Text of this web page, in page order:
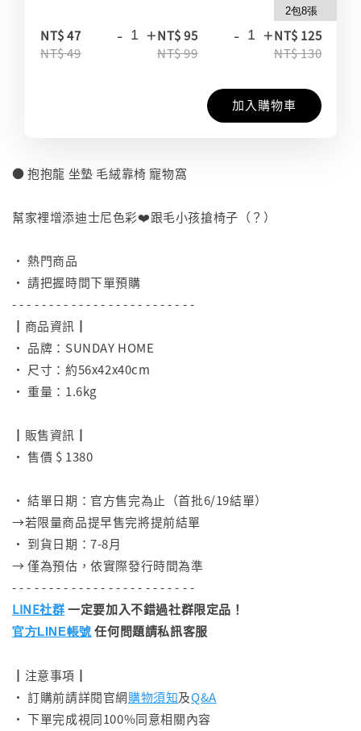
NT$ 47
NT$ 49
- +NT$ 95
NT$ 99
- +NT$ 125
NT$ 130
加入購物車
● 抱抱龍 坐墊 毛絨靠椅 寵物窩
幫家裡增添迪士尼色彩❤️跟毛小孩搶椅子（？）
• 熱門商品
• 請把握時間下單預購
- - - - - - - - - - - - - - - - - - - - - - - - -
┃商品資訊┃
• 品牌：SUNDAY HOME
• 尺寸：約56x42x40cm
• 重量：1.6kg
┃販售資訊┃
• 售價 $ 1380
• 結單日期：官方售完為止（首批6/19結單）
→若限量商品提早售完將提前結單
• 到貨日期：7-8月
→ 僅為預估，依實際發行時間為準
- - - - - - - - - - - - - - - - - - - - - - - - -
LINE社群一定要加入不錯過社群限定品！
官方LINE帳號 任何問題請私訊客服
┃注意事項┃
• 訂購前請詳閱官網購物須知及Q&A
• 下單完成視同100%同意相關內容